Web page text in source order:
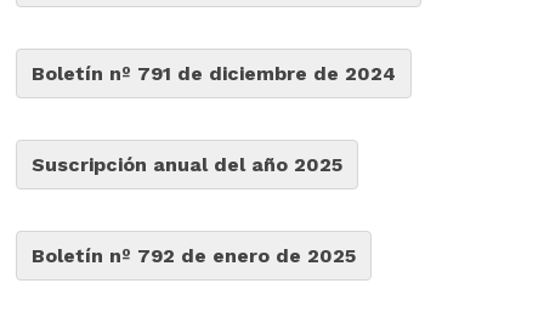
Boletín nº 791 de diciembre de 2024
Suscripción anual del año 2025
Boletín nº 792 de enero de 2025